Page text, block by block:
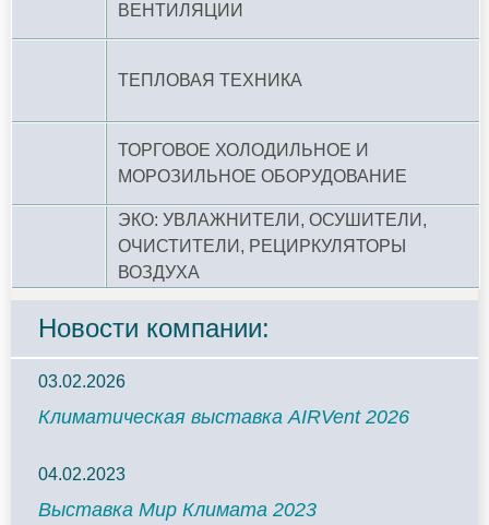
ВЕНТИЛЯЦИИ
ТЕПЛОВАЯ ТЕХНИКА
ТОРГОВОЕ ХОЛОДИЛЬНОЕ И
МОРОЗИЛЬНОЕ ОБОРУДОВАНИЕ
ЭКО: УВЛАЖНИТЕЛИ, ОСУШИТЕЛИ,
ОЧИСТИТЕЛИ, РЕЦИРКУЛЯТОРЫ
ВОЗДУХА
Новости компании:
03.02.2026
Климатическая выставка AIRVent 2026
04.02.2023
Выставка Мир Климата 2023